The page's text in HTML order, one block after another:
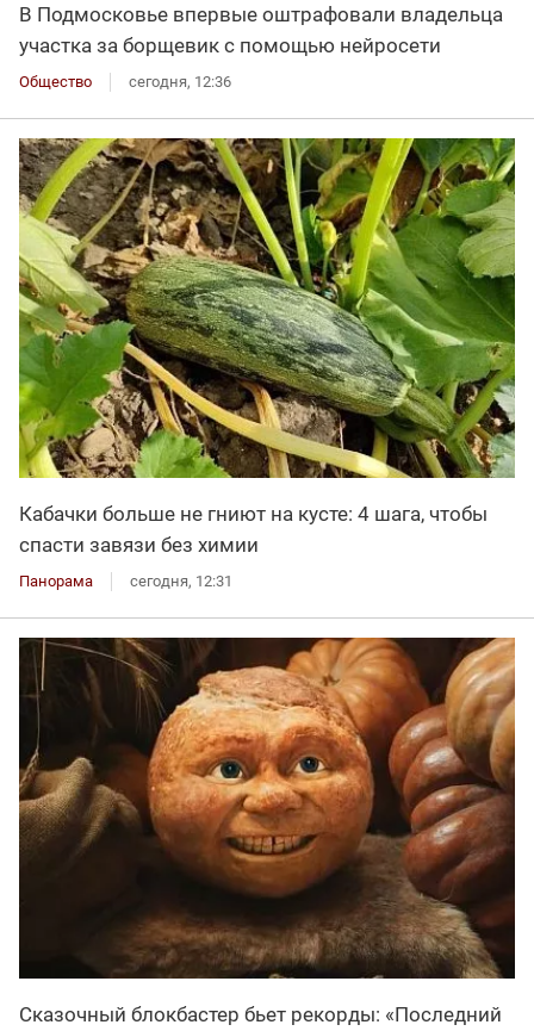
В Подмосковье впервые оштрафовали владельца
участка за борщевик с помощью нейросети
Общество сегодня, 12:36
Кабачки больше не гниют на кусте: 4 шага, чтобы
спасти завязи без химии
Панорама сегодня, 12:31
Сказочный блокбастер бьет рекорды: «Последний